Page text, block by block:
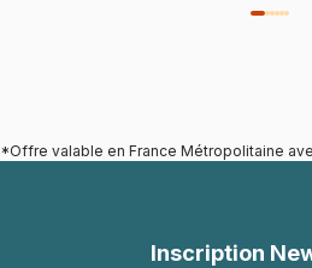
*Offre valable en France Métropolitaine
Inscription